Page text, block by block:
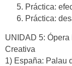
Práctica:
Práctica:
UNIDAD 5:
Creativa
1) España: Palau